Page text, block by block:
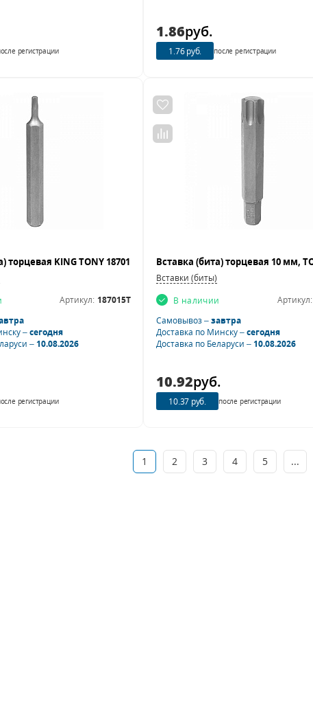
регистрации
1.86руб.
1.76 руб. после регистрации
Артикул: 187015T
–сегодня
–10.08.2026
регистрации
Вставки (биты)
В наличии
Артикул:
Самовывоз –завтра
Доставка по Минску –сегодня
Доставка по Беларуси –10.08.2026
10.92руб.
10.37 руб. после регистрации
1 2 3 4 5 ...